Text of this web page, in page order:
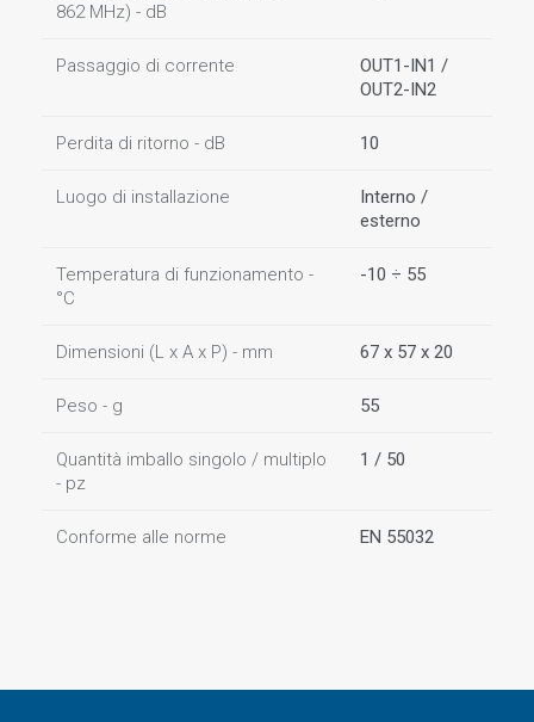
862 MHz) - dB
Passaggio di corrente
OUT1-IN1 /
OUT2-IN2
Perdita di ritorno - dB 10
Luogo di installazione
Interno /
esterno
Temperatura di funzionamento -
°C
-10 ÷ 55
Dimensioni (L x A x P) - mm 67 x 57 x 20
Peso - g 55
Quantità imballo singolo / multiplo
- pz
1 / 50
Conforme alle norme EN 55032